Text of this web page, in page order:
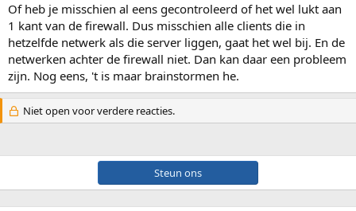
Of heb je misschien al eens gecontroleerd of het wel lukt aan
1 kant van de firewall. Dus misschien alle clients die in
hetzelfde netwerk als die server liggen, gaat het wel bij. En de
netwerken achter de firewall niet. Dan kan daar een probleem
zijn. Nog eens, 't is maar brainstormen he.
Niet open voor verdere reacties.
Steun ons